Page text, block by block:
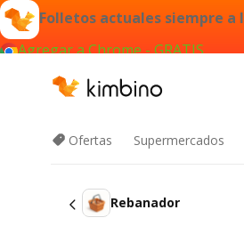
Folletos actuales siempre a
Agregar a Chrome - GRATIS
Ofertas Supermercados
Rebanador